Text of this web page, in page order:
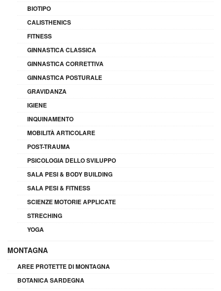
BIOTIPO
CALISTHENICS
FITNESS
GINNASTICA CLASSICA
GINNASTICA CORRETTIVA
GINNASTICA POSTURALE
GRAVIDANZA
IGIENE
INQUINAMENTO
MOBILITÀ ARTICOLARE
POST-TRAUMA
PSICOLOGIA DELLO SVILUPPO
SALA PESI & BODY BUILDING
SALA PESI & FITNESS
SCIENZE MOTORIE APPLICATE
STRECHING
YOGA
MONTAGNA
AREE PROTETTE DI MONTAGNA
BOTANICA SARDEGNA